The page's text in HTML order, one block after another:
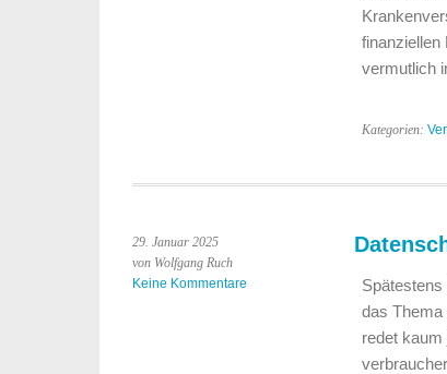
finanziellen
vermutlich
Kategorien:
29. Januar 2025
von Wolfgang Ruch
Keine Kommentare
das Thema
redet